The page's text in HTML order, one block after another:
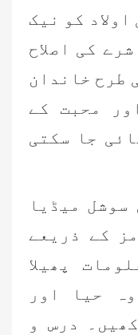
کو نیک
کی اصلاح
طرح خاندان
محبت کے
جا سکتی
سوشل میڈیا
کے ذریعے
پھیلا
حیا اور
درس و